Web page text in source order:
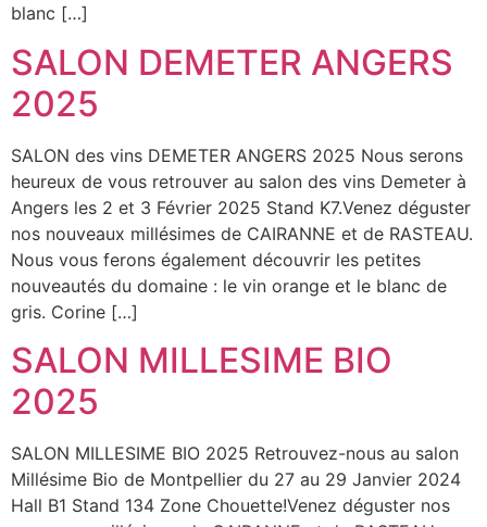
blanc […]
SALON DEMETER ANGERS
2025
SALON des vins DEMETER ANGERS 2025 Nous serons
heureux de vous retrouver au salon des vins Demeter à
Angers les 2 et 3 Février 2025 Stand K7.Venez déguster
nos nouveaux millésimes de CAIRANNE et de RASTEAU.
Nous vous ferons également découvrir les petites
nouveautés du domaine : le vin orange et le blanc de
gris. Corine […]
SALON MILLESIME BIO
2025
SALON MILLESIME BIO 2025 Retrouvez-nous au salon
Millésime Bio de Montpellier du 27 au 29 Janvier 2024
Hall B1 Stand 134 Zone Chouette!Venez déguster nos